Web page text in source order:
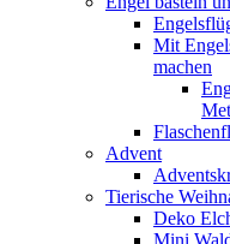
Mit
machen
Advent
Tierische
Deko
Mini